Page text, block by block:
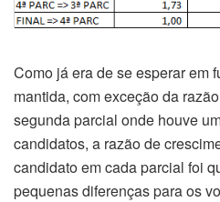
Como já era de se esperar em
mantida, com exceção da
segunda parcial onde houve
candidatos, a razão de
candidato em cada parcial foi
pequenas diferenças para os